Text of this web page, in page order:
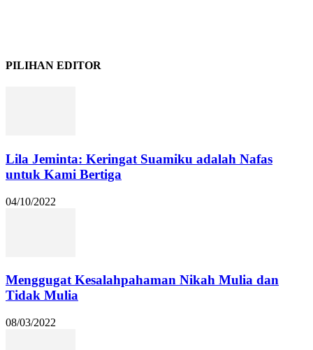
PILIHAN EDITOR
Lila Jeminta: Keringat Suamiku adalah Nafas
untuk Kami Bertiga
04/10/2022
Menggugat Kesalahpahaman Nikah Mulia dan
Tidak Mulia
08/03/2022